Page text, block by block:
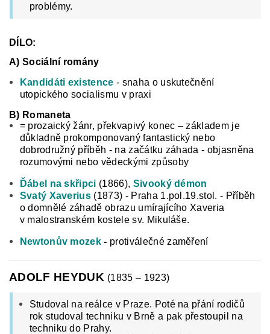
problémy.
DÍLO:
A) Sociální romány
Kandidáti existence - snaha o uskutečnění
utopického socialismu v praxi
B) Romaneta
= prozaický žánr, překvapivý konec – základem je
důkladně prokomponovaný fantastický nebo
dobrodružný příběh - na začátku záhada - objasněna
rozumovými nebo vědeckými způsoby
Ďábel na skřipci (1866), Sivooký démon
Svatý Xaverius (1873) - Praha 1.pol.19.stol. - Příběh
o domnělé záhadě obrazu umírajícího Xaveria
v malostranském kostele sv. Mikuláše.
Newtonův mozek - protiválečné zaměření
ADOLF HEYDUK (1835 – 1923)
Studoval na reálce v Praze. Poté na přání rodičů
rok studoval techniku v Brně a pak přestoupil na
techniku do Prahy.